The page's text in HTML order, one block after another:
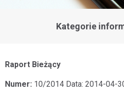
Kategorie
Raport Bieżący
Numer: 10/2014 Data: 2014-04-